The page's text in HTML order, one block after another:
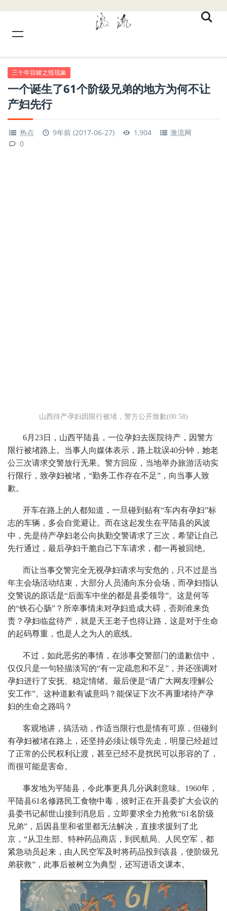
三十年目睹之怪现象
一个诞生了61个阶级兄弟的地方为何不让
产妇先行
热点 9年前 (2017-06-27) 1,904
激流网
0
山西待产孕妇因限行被堵，警方公开致歉(00:58)
6月23日，山西平陆县，一位孕妇去医院待产，因警方
限行被堵路上。当事人向媒体表示，路上耽误40分钟，她老
公三次请求交警放行无果。警方回应，当地举办旅游活动实
行限行，致孕妇被堵，“勤务工作存在不足”，向当事人致
歉。
开车在路上的人都知道，一旦碰到贴有“车内有孕妇”标
志的车辆，多会自觉避让。而在这起发生在平陆县的风波
中，先是待产孕妇老公向执勤交警请求了三次，希望让自己
先行通过，最后孕妇干脆自己下车请求，都一再被回绝。
而让当事交警完全无视孕妇请求与安危的，只不过是当
年主会场活动结束，大部分人员涌向东分会场，而孕妇指认
交警说的原话是“后面车中坐的都是县委领导”。这是何等
的“铁石心肠”？所幸事情未对孕妇造成大碍，否则谁来负
责？孕妇临盆待产，就是天王老子也得让路，这是对于生命
的起码尊重，也是人之为人的底线。
不过，如此恶劣的事情，在涉事交警部门的道歉信中，
仅仅只是一句轻描淡写的“有一定疏忽和不足”，并还强调对
孕妇进行了安抚、稳定情绪。最后便是“请广大网友理解公
安工作”。这种道歉有诚意吗？能保证下次不再重堵待产孕
妇的生命之路吗？
客观地讲，搞活动，作适当限行也是情有可原，但碰到
有孕妇被堵在路上，还坚持必须让领导先走，明显已经超过
了正常的公民权利让渡，甚至已经不是扰民可以形容的了，
而很可能是害命。
事发地为平陆县，令此事更具几分讽刺意味。1960年，
平陆县61名修路民工食物中毒，彼时正在开县委扩大会议的
县委书记郝世山接到消息后，立即要求全力抢救“61名阶级
兄弟”，后因县里和省里都无法解决，直接求援到了北
京，“从卫生部、特种药品商店，到民航局、人民空军，都
紧急动员起来，由人民空军及时将药品投到该县，使阶级兄
弟获救”，此事后被树立为典型，还写进语文课本。